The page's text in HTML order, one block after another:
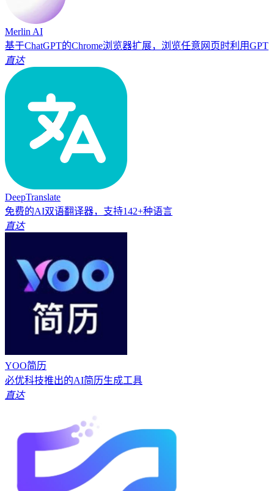
Merlin AI
基于ChatGPT的Chrome浏览器扩展，浏览任意网页时利用GPT
直达
DeepTranslate
免费的AI双语翻译器，支持142+种语言
直达
YOO简历
必优科技推出的AI简历生成工具
直达